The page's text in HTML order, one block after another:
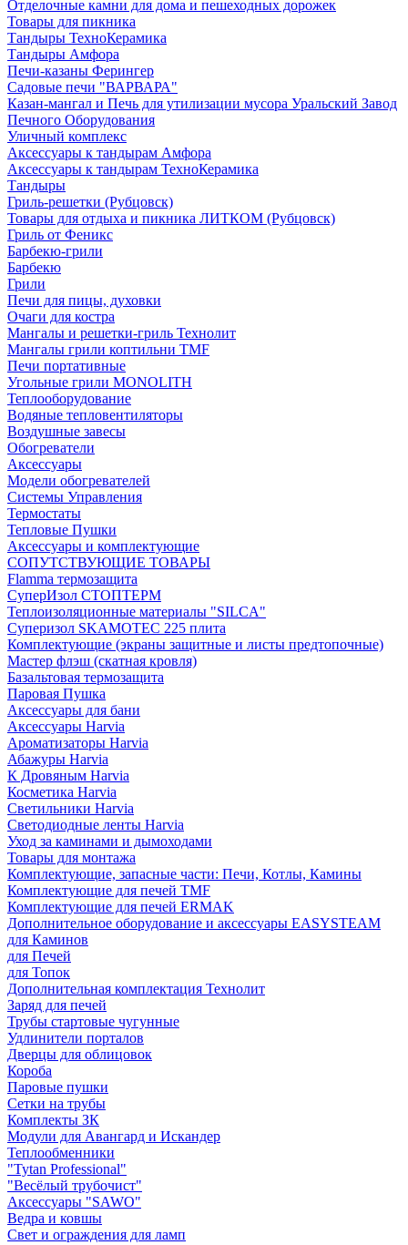
Отделочные камни для дома и пешеходных дорожек
Товары для пикника
Тандыры ТехноКерамика
Тандыры Амфора
Печи-казаны Ферингер
Садовые печи "ВАРВАРА"
Казан-мангал и Печь для утилизации мусора Уральский Завод
Печного Оборудования
Уличный комплекс
Аксессуары к тандырам Амфора
Аксессуары к тандырам ТехноКерамика
Тандыры
Гриль-решетки (Рубцовск)
Товары для отдыха и пикника ЛИТКОМ (Рубцовск)
Гриль от Феникс
Барбекю-грили
Барбекю
Грили
Печи для пицы, духовки
Очаги для костра
Мангалы и решетки-гриль Технолит
Мангалы грили коптильни TMF
Печи портативные
Угольные грили MONOLITH
Теплооборудование
Водяные тепловентиляторы
Воздушные завесы
Обогреватели
Аксессуары
Модели обогревателей
Системы Управления
Термостаты
Тепловые Пушки
Аксессуары и комплектующие
СОПУТСТВУЮЩИЕ ТОВАРЫ
Flamma термозащита
СуперИзол СТОПТЕРМ
Теплоизоляционные материалы "SILCA"
Суперизол SKAMOTEC 225 плита
Комплектующие (экраны защитные и листы предтопочные)
Мастер флэш (скатная кровля)
Базальтовая термозащита
Паровая Пушка
Аксессуары для бани
Аксессуары Harvia
Ароматизаторы Harvia
Абажуры Harvia
К Дровяным Harvia
Косметика Harvia
Светильники Harvia
Светодиодные ленты Harvia
Уход за каминами и дымоходами
Товары для монтажа
Комплектующие, запасные части: Печи, Котлы, Камины
Комплектующие для печей TMF
Комплектующие для печей ERMAK
Дополнительное оборудование и аксессуары EASYSTEAM
для Каминов
для Печей
для Топок
Дополнительная комплектация Технолит
Заряд для печей
Трубы стартовые чугунные
Удлинители порталов
Дверцы для облицовок
Короба
Паровые пушки
Сетки на трубы
Комплекты ЗК
Модули для Авангард и Искандер
Теплообменники
"Tytan Professional"
"Весёлый трубочист"
Аксессуары "SAWO"
Ведра и ковшы
Свет и ограждения для ламп